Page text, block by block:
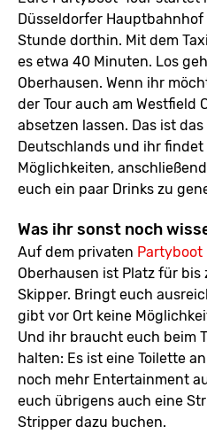
Düsseldorfer
Stunde dorthin. Mit dem
es etwa 40 Minuten. Los
Oberhausen. Wenn ihr
der Tour auch am Westfield
absetzen lassen. Das ist
Deutschlands und ihr findet
Möglichkeiten,
euch ein paar Drinks zu
Was ihr sonst noch
Auf dem privaten Partyboot
Oberhausen ist Platz für bis
Skipper. Bringt euch
gibt vor Ort keine
Und ihr braucht euch beim
halten: Es ist eine Toilette
noch mehr Entertainment
euch übrigens auch eine
Stripper dazu buchen.